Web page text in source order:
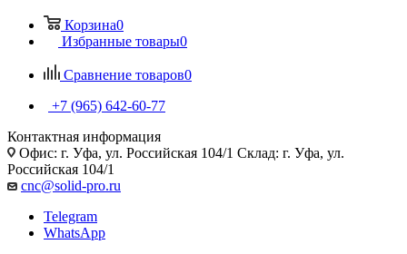
Корзина0
Избранные товары0
Сравнение товаров0
+7 (965) 642-60-77
Контактная информация
Офис: г. Уфа, ул. Российская 104/1 Склад: г. Уфа, ул.
Российская 104/1
cnc@solid-pro.ru
Telegram
WhatsApp